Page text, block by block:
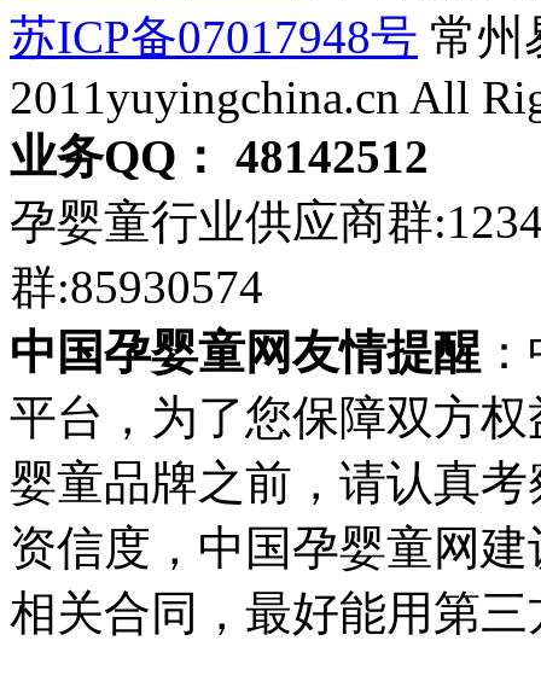
苏ICP备07017948号 常州
2011yuyingchina.cn All
业务QQ： 48142512
孕婴童行业供应商群
群:85930574
中国孕婴童网友情提醒
平台，为了您保障双方
婴童品牌之前，请认真
资信度，中国孕婴童网
相关合同，最好能用第